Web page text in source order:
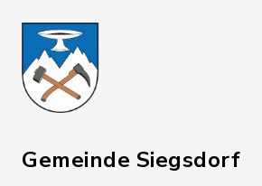
Gemeinde Siegsdorf